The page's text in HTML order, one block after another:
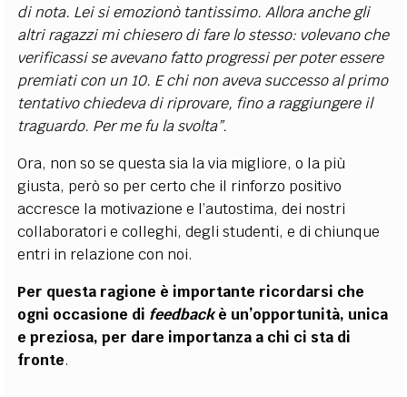
di nota. Lei si emozionò tantissimo. Allora anche gli
altri ragazzi mi chiesero di fare lo stesso: volevano che
verificassi se avevano fatto progressi per poter essere
premiati con un 10. E chi non aveva successo al primo
tentativo chiedeva di riprovare, fino a raggiungere il
traguardo. Per me fu la svolta”.
Ora, non so se questa sia la via migliore, o la più
giusta, però so per certo che il rinforzo positivo
accresce la motivazione e l’autostima, dei nostri
collaboratori e colleghi, degli studenti, e di chiunque
entri in relazione con noi.
Per questa ragione è importante ricordarsi che
ogni occasione di feedbackè un’opportunità, unica
e preziosa, per dare importanza a chi ci sta di
fronte.